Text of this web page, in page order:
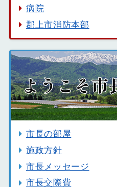
病院
郡上市消防本部
市長の部屋
施政方針
市長メッセージ
市長交際費